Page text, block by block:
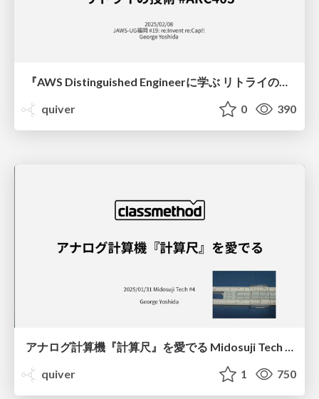
quiver
0 390
アナログ計算機『計算尺』を愛でる Midosuji Tech #4/Analog Computing Device Slide Rule now and then
quiver
1 750